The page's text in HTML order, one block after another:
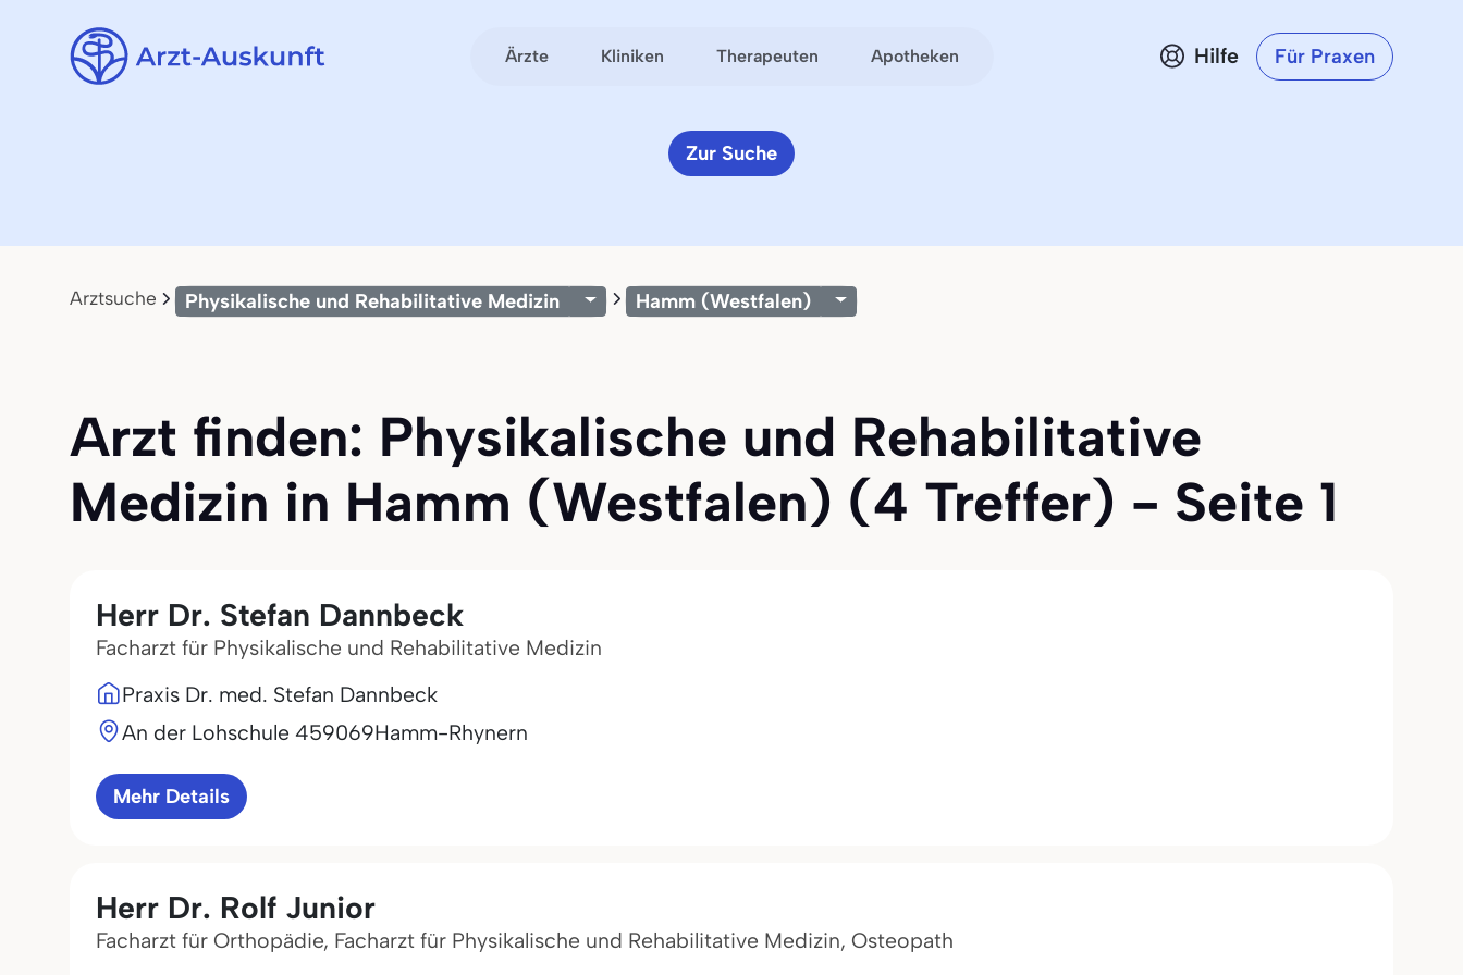
Ärzte Kliniken Therapeuten Apotheken Hilfe Für Praxen
Zur Suche
Arztsuche Physikalische und Rehabilitative Medizin Hamm (Westfalen)
Arzt finden: Physikalische und Rehabilitative
Medizin in Hamm (Westfalen) (4 Treffer) - Seite 1
Herr Dr. Stefan Dannbeck
Facharzt für Physikalische und Rehabilitative Medizin
Praxis Dr. med. Stefan Dannbeck
An der Lohschule 459069Hamm-Rhynern
Mehr Details
Herr Dr. Rolf Junior
Facharzt für Orthopädie, Facharzt für Physikalische und Rehabilitative Medizin, Osteopath